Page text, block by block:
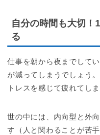
自分の時間も大切！
る
仕事を朝から夜までして
が減ってしまうでしょう
トレスを感じて疲れてし
世の中には、内向型と外
す（人と関わることが苦